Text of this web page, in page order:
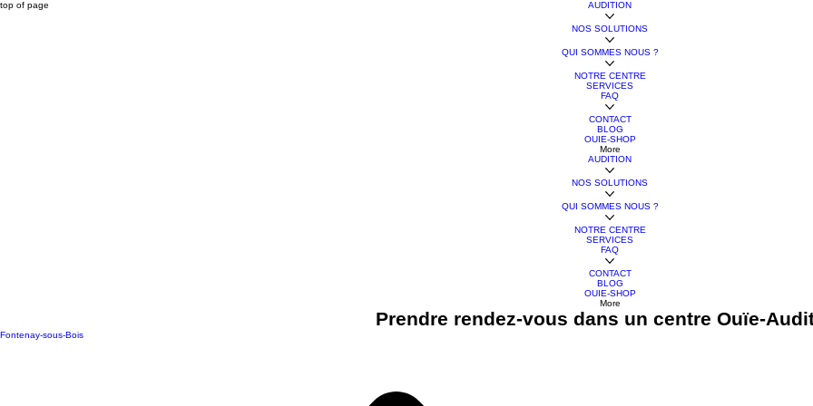
top of page AUDITION
NOS SOLUTIONS
QUI SOMMES NOUS ?
NOTRE CENTRE
SERVICES
FAQ
CONTACT
BLOG
OUIE-SHOP
More
AUDITION
NOS SOLUTIONS
QUI SOMMES NOUS ?
NOTRE CENTRE
SERVICES
FAQ
CONTACT
BLOG
OUIE-SHOP
More
Prendre rendez-vous dans un centre Ouïe-
Fontenay-sous-Bois